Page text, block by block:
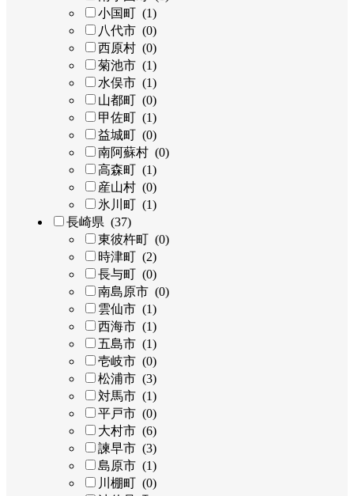
小国町 (1)
八代市 (0)
西原村 (0)
菊池市 (1)
水俣市 (1)
山都町 (0)
甲佐町 (1)
益城町 (0)
南阿蘇村 (0)
高森町 (1)
産山村 (0)
氷川町 (1)
長崎県 (37)
東彼杵町 (0)
時津町 (2)
長与町 (0)
南島原市 (0)
雲仙市 (1)
西海市 (1)
五島市 (1)
壱岐市 (0)
松浦市 (3)
対馬市 (1)
平戸市 (0)
大村市 (6)
諫早市 (3)
島原市 (1)
川棚町 (0)